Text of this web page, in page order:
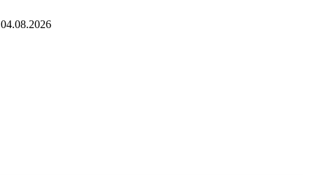
04.08.2026